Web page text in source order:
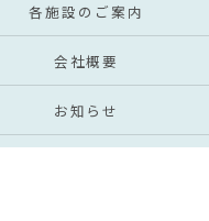
各施設のご案内
会社概要
お知らせ